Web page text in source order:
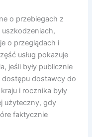
o przebiegach z
o przeglądach i
usług pokazuje
jeśli były publicznie
dostępu dostawcy do
i rocznika były
użyteczny, gdy
faktycznie